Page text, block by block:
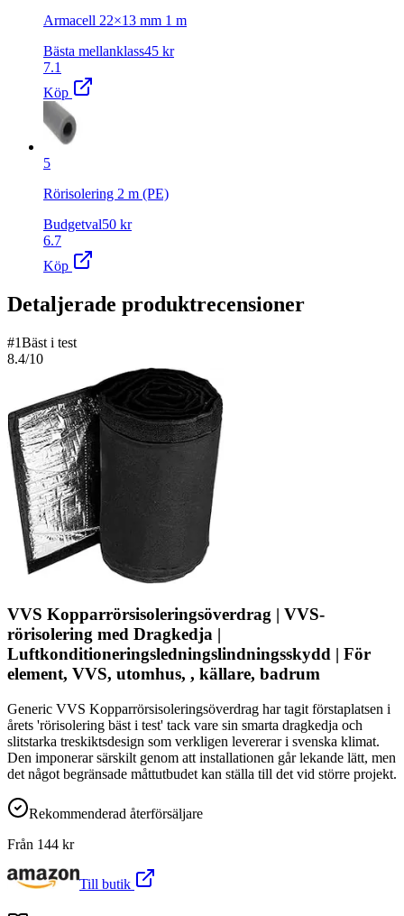
Armacell 22×13 mm 1 m
Bästa mellanklass45 kr
7.1
Köp
5
Rörisolering 2 m (PE)
Budgetval50 kr
6.7
Köp
Detaljerade produktrecensioner
#1Bäst i test
8.4/10
VVS Kopparrörsisoleringsöverdrag | VVS-
rörisolering med Dragkedja |
Luftkonditioneringsledningslindningsskydd | För
element, VVS, utomhus, , källare, badrum
Generic VVS Kopparrörsisoleringsöverdrag har tagit förstaplatsen i
årets 'rörisolering bäst i test' tack vare sin smarta dragkedja och
slitstarka treskiktsdesign som verkligen levererar i svenska klimat.
Den imponerar särskilt genom att installationen går lekande lätt, men
det något begränsade måttutbudet kan ställa till det vid större projekt.
Rekommenderad återförsäljare
Från 144 kr
Till butik